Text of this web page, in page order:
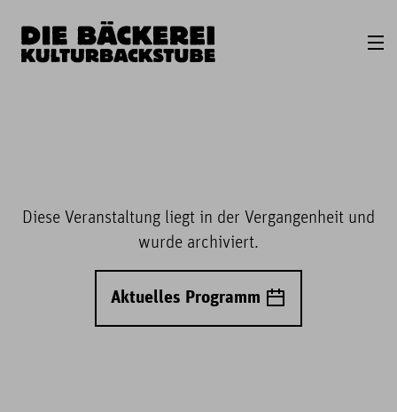
Diese Veranstaltung liegt in der Vergangenheit und
wurde archiviert.
Aktuelles Programm